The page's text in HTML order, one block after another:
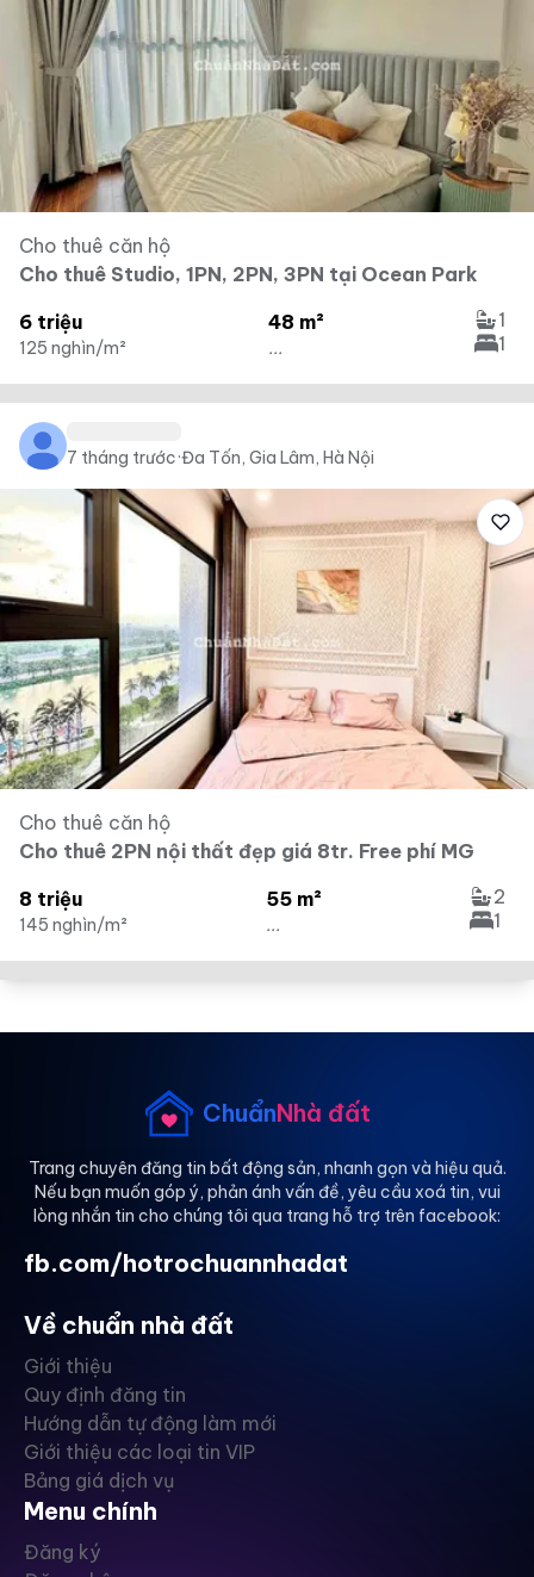
Cho thuê căn hộ
Cho thuê Studio, 1PN, 2PN, 3PN tại Ocean Park
6 triệu
125 nghìn/m²
48 m²
...
1
1
7 tháng trước·Đa Tốn, Gia Lâm, Hà Nội
Cho thuê căn hộ
Cho thuê 2PN nội thất đẹp giá 8tr. Free phí MG
8 triệu
145 nghìn/m²
55 m²
...
2
1
ChuẩnNhà đất
Trang chuyên đăng tin bất động sản, nhanh gọn và hiệu quả.
Nếu bạn muốn góp ý, phản ánh vấn đề, yêu cầu xoá tin, vui
lòng nhắn tin cho chúng tôi qua trang hỗ trợ trên facebook:
fb.com/hotrochuannhadat
Về chuẩn nhà đất
Giới thiệu
Quy định đăng tin
Hướng dẫn tự động làm mới
Giới thiệu các loại tin VIP
Bảng giá dịch vụ
Menu chính
Đăng ký